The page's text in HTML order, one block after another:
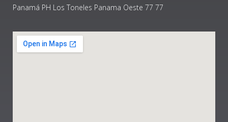
Panamá PH Los Toneles Panama Oeste 77 77